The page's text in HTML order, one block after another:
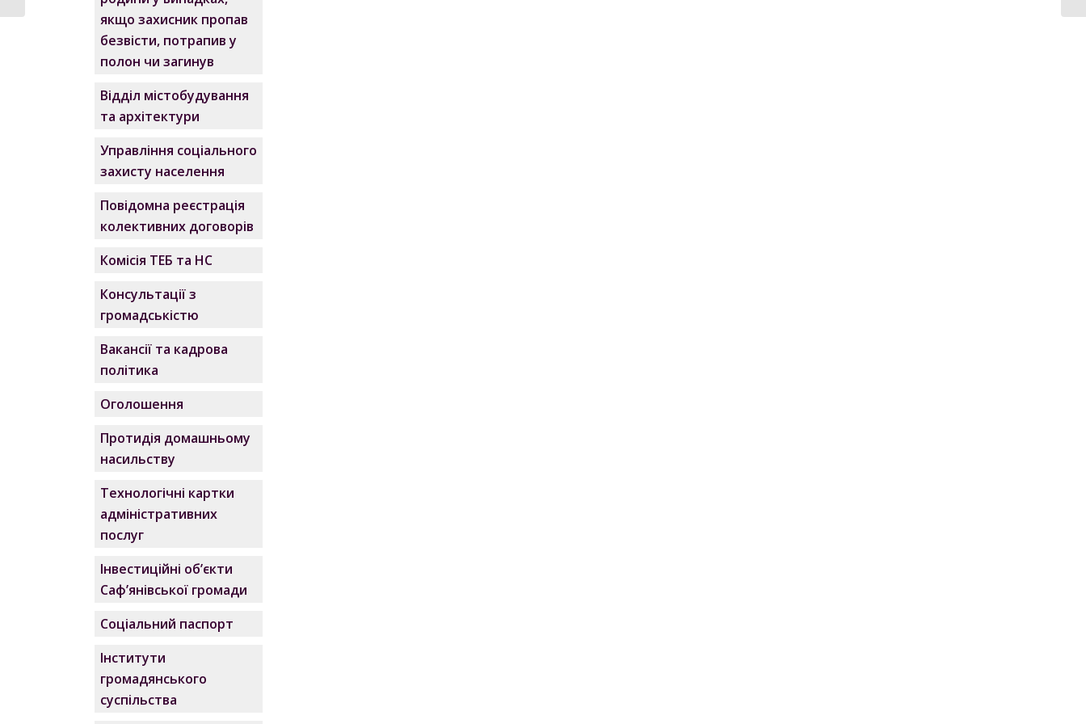
якщо захисник пропав
безвісти, потрапив у
полон чи загинув
Відділ містобудування
та архітектури
Управління соціального
захисту населення
Повідомна реєстрація
колективних договорів
Комісія ТЕБ та НС
Консультації з
громадськістю
Вакансії та кадрова
політика
Оголошення
Протидія домашньому
насильству
Технологічні картки
адміністративних
послуг
Інвестиційні об’єкти
Саф’янівської громади
Соціальний паспорт
Інститути
громадянського
суспільства